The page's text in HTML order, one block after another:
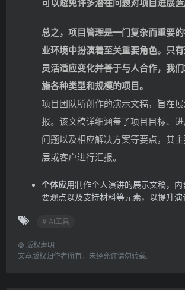
可以避免许多潜在问题对项目进展造
总之，项目管理是一门复杂而重要
业环境中扮演着至关重要角色。只有
灵活适应变化并善于与人合作，我
施各种类型和规模的项目。
项目团队所创作的演示文稿，旨在
报。该文稿详细涵盖了项目目标、
问题以及相应解决方案等要点，其
层或客户进行汇报。
个体应用制作个人演讲的展示文稿，
要观点以及支持材料等元素，以提升演
# AI工具
© 版权声明
文章版权归作者所有，未经允许请勿转载。